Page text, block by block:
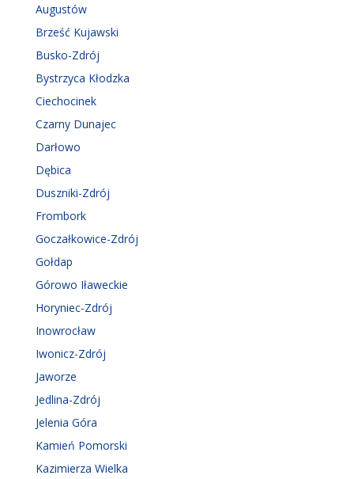
Augustów
Brześć Kujawski
Busko-Zdrój
Bystrzyca Kłodzka
Ciechocinek
Czarny Dunajec
Darłowo
Dębica
Duszniki-Zdrój
Frombork
Goczałkowice-Zdrój
Gołdap
Górowo Iławeckie
Horyniec-Zdrój
Inowrocław
Iwonicz-Zdrój
Jaworze
Jedlina-Zdrój
Jelenia Góra
Kamień Pomorski
Kazimierza Wielka